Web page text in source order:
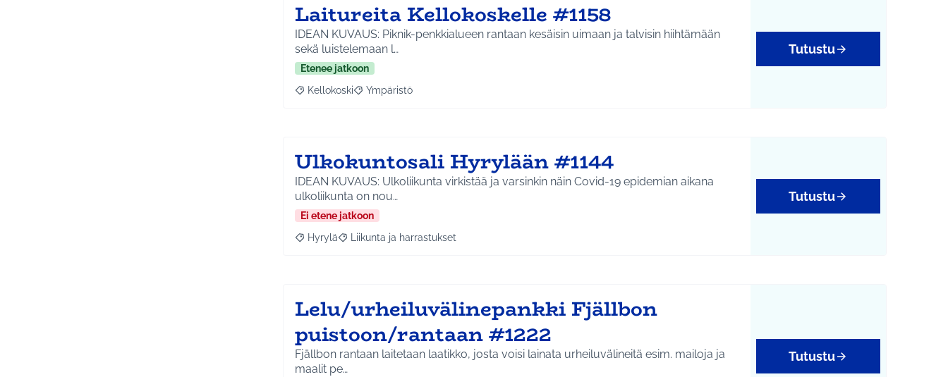
Laitureita Kellokoskelle #1158
IDEAN KUVAUS: Piknik-penkkialueen rantaan kesäisin uimaan ja talvisin hiihtämään
sekä luistelemaan l…
Etenee jatkoon
Rajaa tulokset aihepiirin mukaan: Kellokoski
Kellokoski Rajaa tulokset teeman mukaan: Ympäristö
Ympäristö
Tutustu
Ulkokuntosali Hyrylään #1144
IDEAN KUVAUS: Ulkoliikunta virkistää ja varsinkin näin Covid-19 epidemian aikana
ulkoliikunta on nou…
Ei etene jatkoon
Rajaa tulokset aihepiirin mukaan: Hyrylä
Hyrylä Rajaa tulokset teeman mukaan: Liikunta ja harrastukset
Liikunta ja harrastukset
Tutustu
Lelu/urheiluvälinepankki Fjällbon
puistoon/rantaan #1222
Fjällbon rantaan laitetaan laatikko, josta voisi lainata urheiluvälineitä esim. mailoja ja
maalit pe…
Tutustu